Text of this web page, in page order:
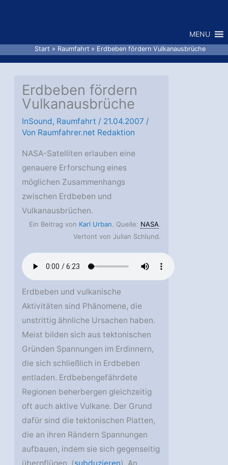
MENU
Start Raumfahrt Erdbeben fördern Vulkanausbrüche
Erdbeben fördern
Vulkanausbrüche
InSound, Raumfahrt / 21.04.2007 /
Von Raumfahrer.net Redaktion
NASA-Satelliten erlauben eine
genauere Erforschung eines
möglichen Zusammenhangs
zwischen Erdbeben und
Vulkanausbrüchen.
Ein Beitrag von Karl Urban. Quelle: NASA.
Vertont von Julian Schlund.
Erdbeben und vulkanische
Aktivitäten sind Phänomene, die
unstrittig ähnliche Ursachen haben.
Meist bilden sich aus tektonischen
Gründen Spannungen im Erdinnern,
die sich schließlich in Erdbeben
entladen. Erdbebengefährdete
Regionen beherbergen gleichzeitig
oft auch aktive Vulkane. Der Grund
dafür sind die tektonischen Platten,
die an ihren Rändern Spannungen
aufbauen, indem sie sich gegenseitig